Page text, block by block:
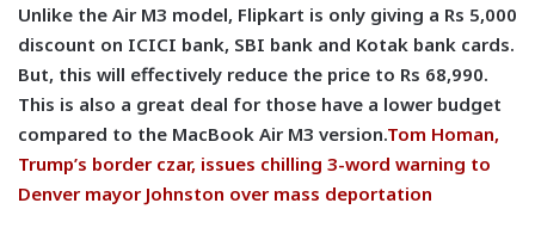
Unlike the Air M3 model, Flipkart is only giving a Rs 5,000
discount on ICICI bank, SBI bank and Kotak bank cards.
But, this will effectively reduce the price to Rs 68,990.
This is also a great deal for those have a lower budget
compared to the MacBook Air M3 version.Tom Homan,
Trump’s border czar, issues chilling 3-word warning to
Denver mayor Johnston over mass deportation